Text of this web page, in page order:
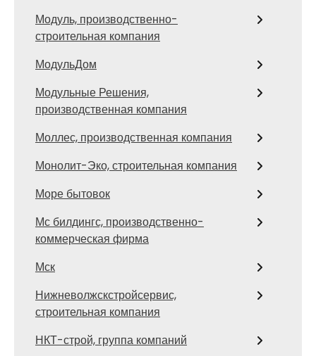
Модуль, производственно-
строительная компания
МодульДом
Модульные Решения,
производственная компания
Моллес, производственная компания
Монолит-Эко, строительная компания
Море бытовок
Мс билдингс, производственно-
коммерческая фирма
Мск
Нижневолжскстройсервис,
строительная компания
НКТ-строй, группа компаний